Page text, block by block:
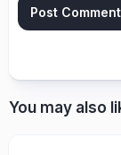
You may also